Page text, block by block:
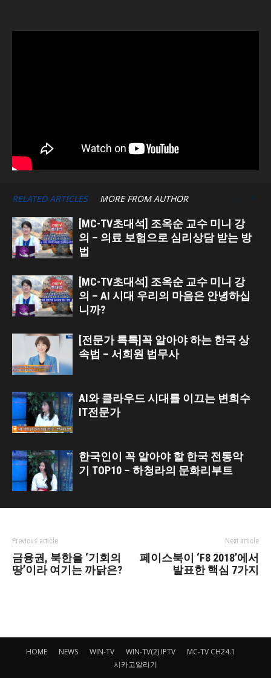
RELATED ARTICLES MORE FROM AUTHOR
[MC-TV초대석] 조옥순 교수 미니 강
의 – 의료 보험으로 심리상담 받는 방
법
[MC-TV초대석] 조옥순 교수 미니 강
의 – AI 시대 우리의 마음은 안녕하십
니까?
[전문가 톡톡]꼭 알아야 하는 한국 상
속법 – 서희원 법무사
AI와 클라우드 시대를 이끄는 변희수
IT전문가
한국인이 꼭 알아야 할 한국 전통악
기 TOP10 – 하청라의 문화리부트
Previous article
금융권, 북한을 ‘기회의
땅’이라 여기는 까닭은?
Next article
페이스북이 ‘F8 2018’에서
발표한 핵심 7가지
HOME NEWS WIN-TV WIN-TV(2) IPTV
MC-TV CH24.1
시카고알리기